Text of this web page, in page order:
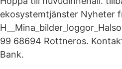
ekosystemtjänster Nyheter
99 68694 Rottneros.
Bank.